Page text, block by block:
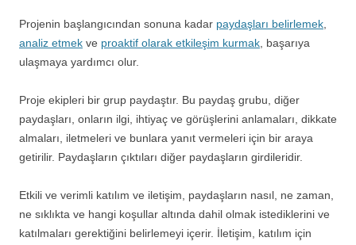
Projenin başlangıcından sonuna kadar paydaşları belirlemek
analiz etmek ve proaktif olarak etkileşim kurmak , başarıya
ulaşmaya yardımcı olur.
Proje ekipleri bir grup paydaştır. Bu paydaş grubu, diğer
paydaşları, onların ilgi, ihtiyaç ve görüşlerini anlamaları, dikkate
almaları, iletmeleri ve bunlara yanıt vermeleri için bir araya
getirilir. Paydaşların çıktıları diğer paydaşların girdileridir.
Etkili ve verimli katılım ve iletişim, paydaşların nasıl, ne zaman,
ne sıklıkta ve hangi koşullar altında dahil olmak istediklerini ve
katılmaları gerektiğini belirlemeyi içerir. İletişim, katılım için